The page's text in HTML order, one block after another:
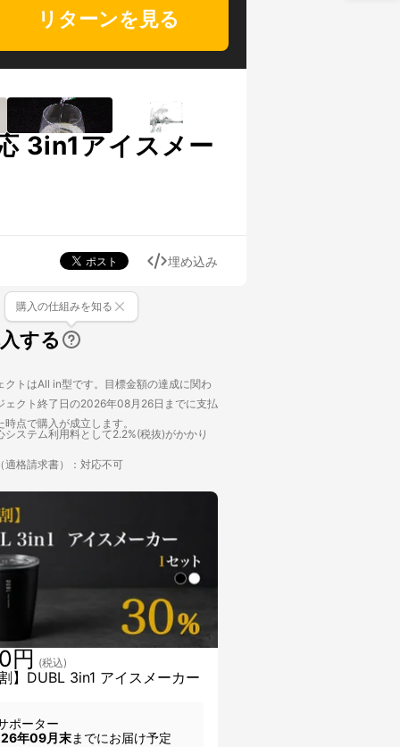
リターンを見る
3in1アイスメー
埋め込み
する
購入の仕組みを知る
クトはAll in型です。目標金額の達成に関わ
ェクト終了日の2026年08月26日までに支払
点で購入が成立します。
システム利用料として2.2%(税抜)がかかり
適格請求書）：対応不可
】DUBL 3in1 アイスメーカー
円 (税込)
ポーター
年09月末までにお届け予定